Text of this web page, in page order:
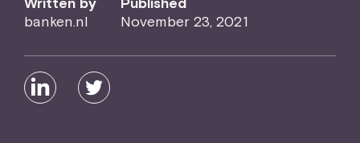
banken.nl
November 23, 2021